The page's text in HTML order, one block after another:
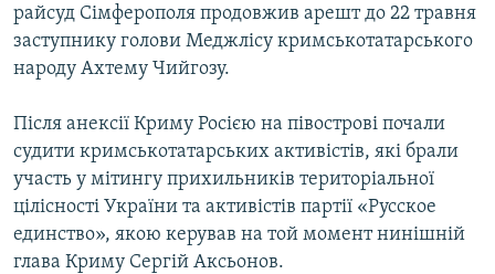
райсуд Сімферополя продовжив арешт до 22 травня
заступнику голови Меджлісу кримськотатарського
народу Ахтему Чийгозу.
Після анексії Криму Росією на півострові почали
судити кримськотатарських активістів, які брали
участь у мітингу прихильників територіальної
цілісності України та активістів партії «Русское
единство», якою керував на той момент нинішній
глава Криму Сергій Аксьонов.